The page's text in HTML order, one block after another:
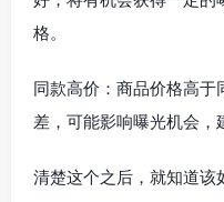
格。
同款高价：商品价格高
差，可能影响曝光机会，
清楚这个之后，就知道该